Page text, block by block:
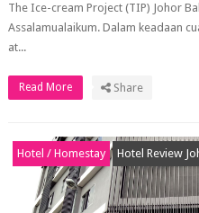
The Ice-cream Project (TIP) Johor
Assalamualaikum. Dalam keadaan
at...
Read More Share
Hotel / Homestay Hotel Review